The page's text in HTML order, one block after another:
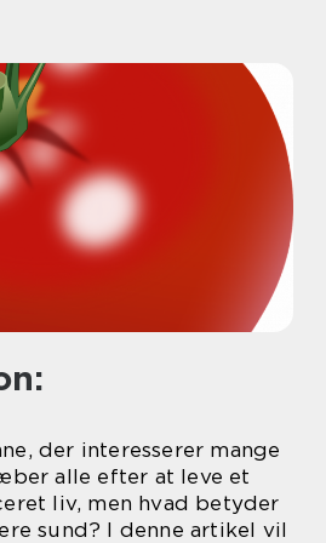
der interesserer mange
alle efter at leve et
liv, men hvad betyder
sund? I denne artikel vil